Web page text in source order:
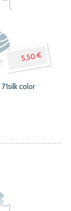
5,50 €
color